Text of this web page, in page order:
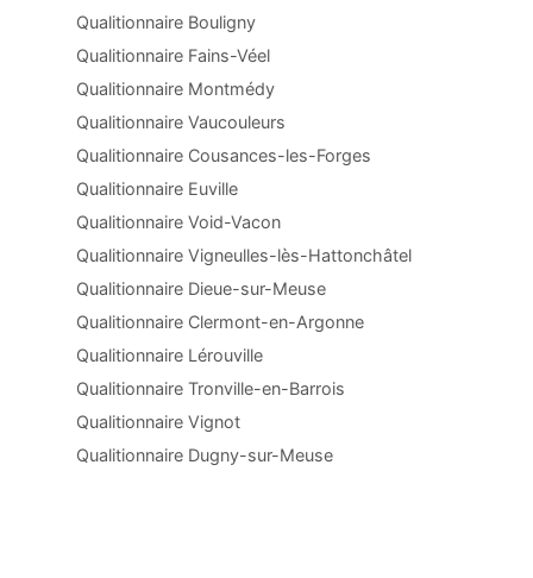
Qualitionnaire Bouligny
Qualitionnaire Fains-Véel
Qualitionnaire Montmédy
Qualitionnaire Vaucouleurs
Qualitionnaire Cousances-les-Forges
Qualitionnaire Euville
Qualitionnaire Void-Vacon
Qualitionnaire Vigneulles-lès-Hattonchâtel
Qualitionnaire Dieue-sur-Meuse
Qualitionnaire Clermont-en-Argonne
Qualitionnaire Lérouville
Qualitionnaire Tronville-en-Barrois
Qualitionnaire Vignot
Qualitionnaire Dugny-sur-Meuse